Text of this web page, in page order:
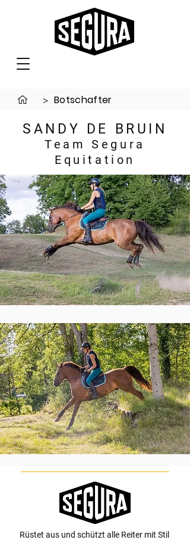
> Botschafter
SANDY DE BRUIN
Team Segura
Equitation
Rüstet aus und schützt alle Reiter mit Stil